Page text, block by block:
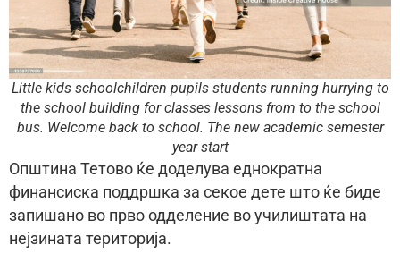
Little kids schoolchildren pupils students running hurrying to
the school building for classes lessons from to the school
bus. Welcome back to school. The new academic semester
year start
Општина Тетово ќе доделува еднократна
финансиска поддршка за секое дете што ќе биде
запишано во прво одделение во училиштата на
нејзината територија.